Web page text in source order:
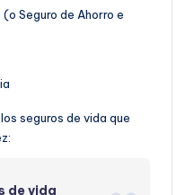
Seguro de Ahorro e
seguros de vida que
de vida